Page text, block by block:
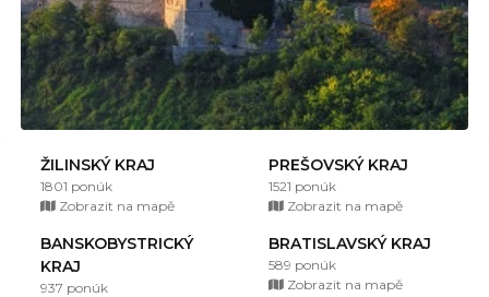
ŽILINSKÝ KRAJ
1801 ponúk
Zobrazit na mapě
PREŠOVSKÝ KRAJ
1521 ponúk
Zobrazit na mapě
BANSKOBYSTRICKÝ
KRAJ
937 ponúk
BRATISLAVSKÝ KRAJ
589 ponúk
Zobrazit na mapě